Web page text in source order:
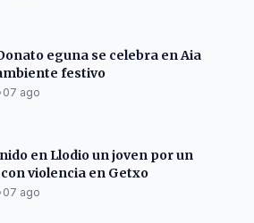
eguna se celebra en Aia
festivo
07 ago
en Llodio un joven por un
violencia en Getxo
07 ago